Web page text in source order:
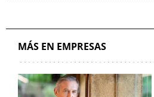
MÁS EN EMPRESAS